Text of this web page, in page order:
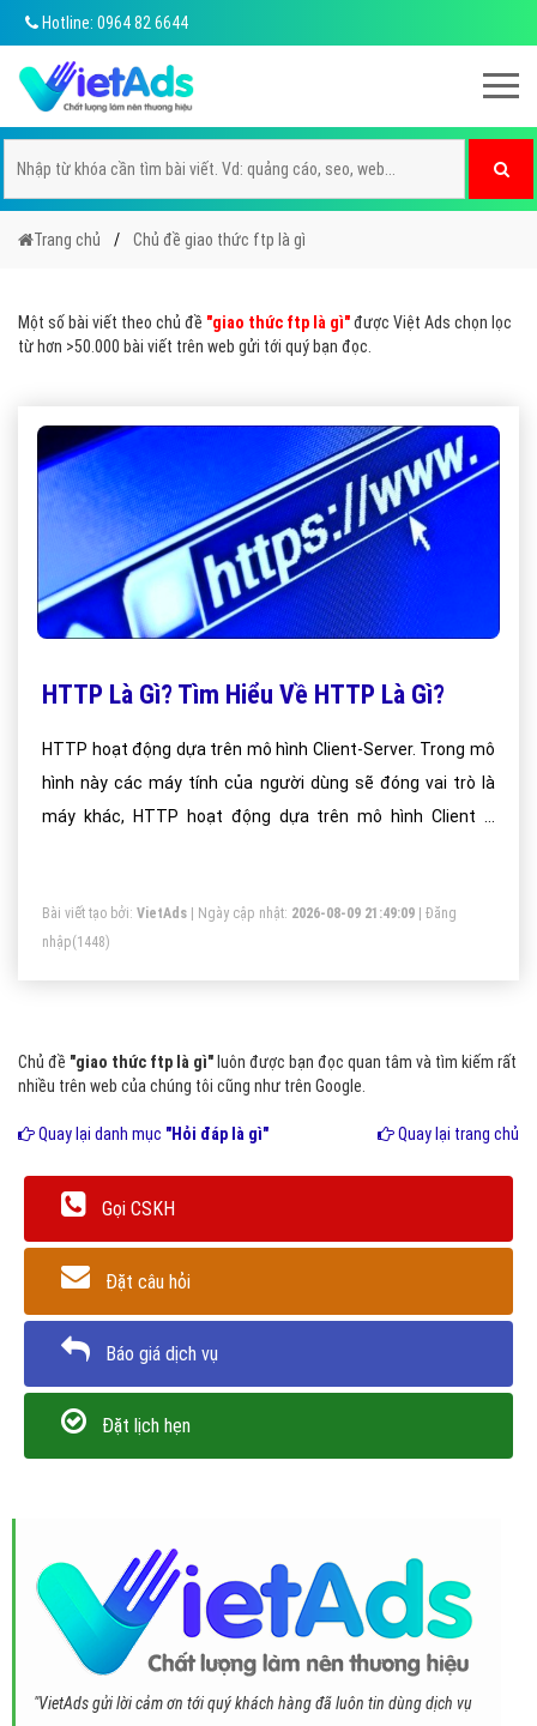
Hotline: 0964 82 6644
Trang chủ Chủ đề giao thức ftp là gì
Một số bài viết theo chủ đề "giao thức ftp là gì"được Việt Ads chọn lọc
từ hơn >50.000 bài viết trên web gửi tới quý bạn đọc.
HTTP Là Gì? Tìm Hiểu Về HTTP Là Gì?
HTTP hoạt động dựa trên mô hình Client-Server. Trong mô
hình này các máy tính của người dùng sẽ đóng vai trò là
máy khác, HTTP hoạt động dựa trên mô hình Client –
Bài viết tạo bởi: VietAds | Ngày cập nhật: 2026-08-09 21:49:09
Đăng
nhập(1448)
Chủ đề "giao thức ftp là gì" luôn được bạn đọc quan tâm và tìm kiếm rất
nhiều trên web của chúng tôi cũng như trên Google.
Quay lại danh mục "Hỏi đáp là gì" Quay lại trang chủ
Gọi CSKH
Đặt câu hỏi
Báo giá dịch vụ
Đặt lịch hẹn
"VietAds gửi lời cảm ơn tới quý khách hàng đã luôn tin dùng dịch vụ